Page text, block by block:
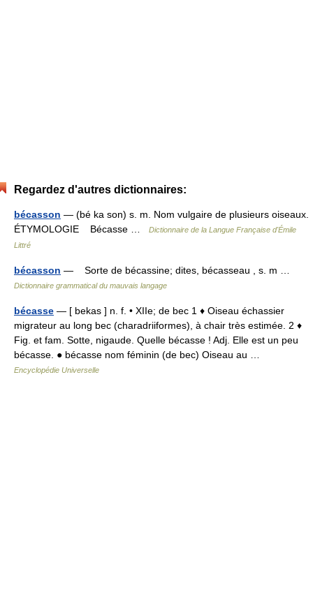
Regardez d'autres dictionnaires:
bécasson — (bé ka son) s. m. Nom vulgaire de plusieurs oiseaux.
ÉTYMOLOGIE Bécasse …
Dictionnaire de la Langue Française d'Émile
Littré
bécasson — Sorte de bécassine; dites, bécasseau , s. m …
Dictionnaire grammatical du mauvais langage
bécasse — [ bekas ] n. f. • XIIe; de bec 1 ♦ Oiseau échassier
migrateur au long bec (charadriiformes), à chair très estimée. 2 ♦
Fig. et fam. Sotte, nigaude. Quelle bécasse ! Adj. Elle est un peu
bécasse. ● bécasse nom féminin (de bec) Oiseau au …
Encyclopédie Universelle